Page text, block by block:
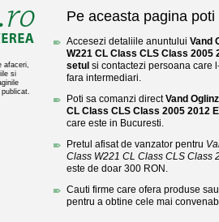
afaceri,
si
Pe aceasta pagina poti
Accesezi detaliile anuntului Vand
W221 CL Class CLS Class
setul si contactezi persoana care
fara intermediari.
Poti sa comanzi directVand
CL Class CLS Class 2005 2012
care este in Bucuresti.
Pretul afisat de vanzator pentru
Class W221 CL Class CLS Class
este de doar 300 RON.
Cauti firme care ofera produse
pentru a obtine cele mai